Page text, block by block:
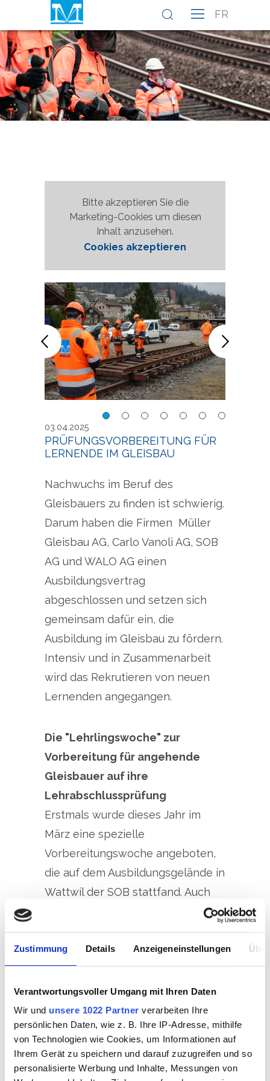
Zustimmung Details Anzeigeneinstellungen
Verantwortungsvoller Umgang mit Ihren Daten
Wir und unsere 1022 Partner verarbeiten Ihre
persönlichen Daten, wie z. B. Ihre IP-Adresse, mithilfe
von Technologien wie Cookies, um Informationen auf
Ihrem Gerät zu speichern und darauf zuzugreifen und so
personalisierte Werbung und Inhalte, Messungen von
FR
Bitte akzeptieren Sie die
Marketing-Cookies um diesen
Inhalt anzusehen.
Cookies akzeptieren
Lehrlingswoche im
Gleisbau als
Prüfungsvorbereitung
03.04.2025
PRÜFUNGSVORBEREITUNG FÜR
LERNENDE IM GLEISBAU
Nachwuchs im Beruf des
Gleisbauers zu finden ist schwierig.
Darum haben die Firmen Müller
Gleisbau AG, Carlo Vanoli AG, SOB
AG und WALO AG einen
Ausbildungsvertrag
abgeschlossen und setzen sich
gemeinsam dafür ein, die
Ausbildung im Gleisbau zu fördern.
Intensiv und in Zusammenarbeit
wird das Rekrutieren von neuen
Lernenden angegangen.
Die "Lehrlingswoche" zur
Vorbereitung für angehende
Gleisbauer auf ihre
Lehrabschlussprüfung
Erstmals wurde dieses Jahr im
März eine spezielle
Vorbereitungswoche angeboten,
die auf dem Ausbildungsgelände in
Wattwil der SOB stattfand. Auch
Lernende aus anderen Lehrjahren
hatten die Möglichkeit
teilzunehmen. Während der
Woche durchliefen die Lernenden
verschiedene Stationen, um alle
relevanten Aufgabenbereiche des
Gleisbaus abzudecken. Dabei
profitierten sie von einer sicheren
Umgebung mit ausreichend Zeit